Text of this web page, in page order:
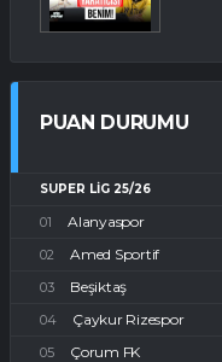
PUAN DURUMU
SUPER LIG 25/26
Alanyaspor
Amed Sportif
Beşiktaş
Çaykur Rizespor
Çorum FK